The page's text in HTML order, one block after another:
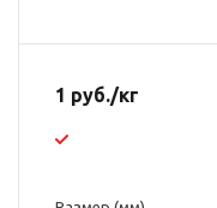
1 руб./кг